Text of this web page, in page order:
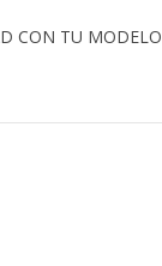
CON TU MODELO